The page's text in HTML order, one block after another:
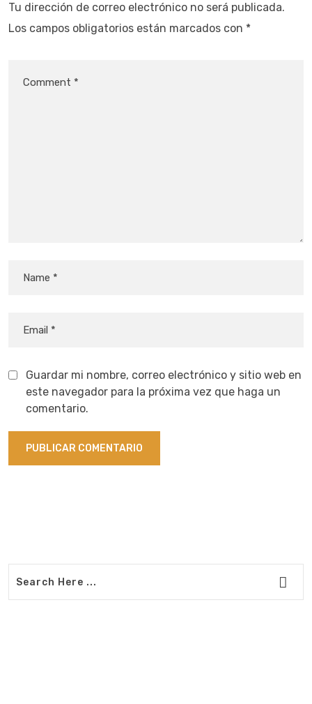
Tu dirección de correo electrónico no será publicada.
Los campos obligatorios están marcados con *
Guardar mi nombre, correo electrónico y sitio web en
este navegador para la próxima vez que haga un
comentario.